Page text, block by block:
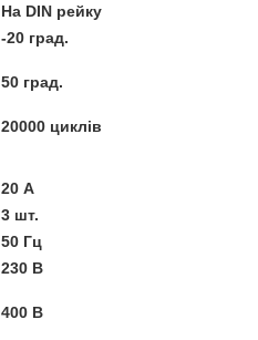
На DIN рейку
-20 град.
50 град.
20000 циклів
20 А
3 шт.
50 Гц
230 В
400 В